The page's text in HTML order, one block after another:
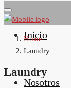
Inicio
Nosotros
Home
Laundry
Laundry